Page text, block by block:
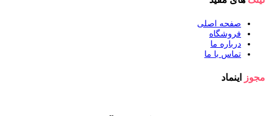
صفحه اصلی
فروشگاه
درباره ما
تماس با ما
مجوز اینماد